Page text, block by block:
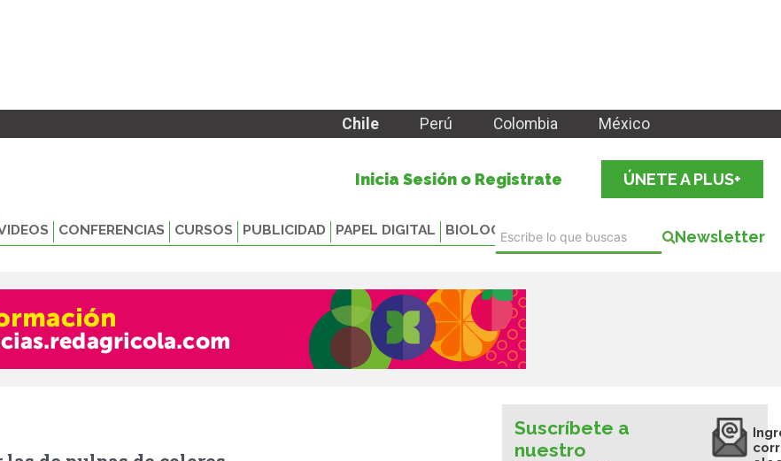
Chile Perú Colombia México
Inicia Sesión o Registrate ÚNETE A PLUS+
CONFERENCIAS CURSOS PUBLICIDAD PAPEL DIGITAL BIOLOGICALS Newsletter
Suscríbete a
nuestro